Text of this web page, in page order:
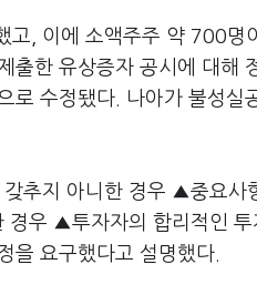
, 이에 소액주주 약 700명
출한 유상증자 공시에 대해
수정됐다. 나아가 불성실
추지 아니한 경우 ▲중요사
우 ▲투자자의 합리적인 투
을 요구했다고 설명했다.